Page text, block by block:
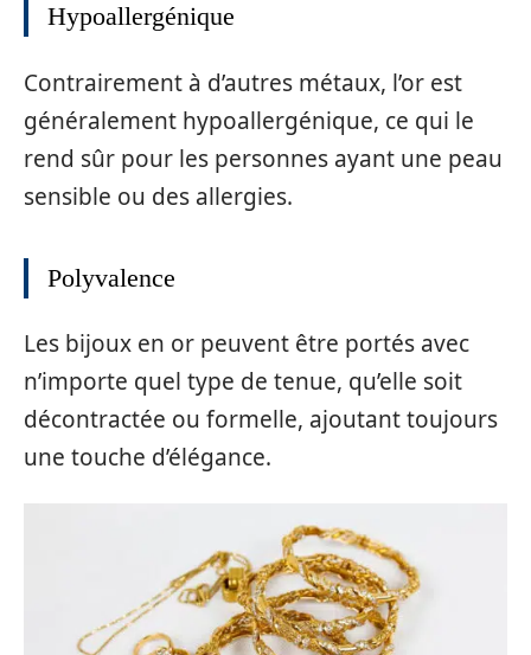
Hypoallergénique
Contrairement à d’autres métaux, l’or est
généralement hypoallergénique, ce qui le
rend sûr pour les personnes ayant une peau
sensible ou des allergies.
Polyvalence
Les bijoux en or peuvent être portés avec
n’importe quel type de tenue, qu’elle soit
décontractée ou formelle, ajoutant toujours
une touche d’élégance.